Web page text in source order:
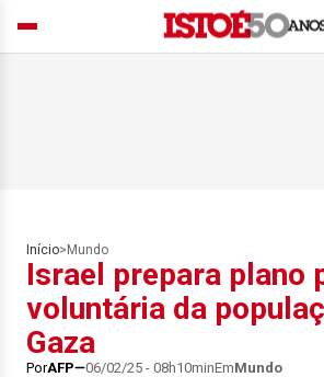
Início> Mundo
Israel prepara plano
voluntária da
Gaza
PorAFP 06/02/25 - 08h10minEmMundo